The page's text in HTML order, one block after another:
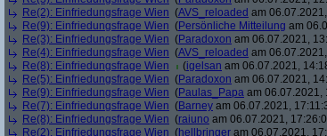
Re(2): Einfriedungsfrage Wien (AVS_reloaded am
Re(9): Einfriedungsfrage Wien (Persönliche Mitteilung am
Re(3): Einfriedungsfrage Wien (Paradoxon am 06.07.2021,
Re(4): Einfriedungsfrage Wien (AVS_reloaded am
Re(8): Einfriedungsfrage Wien
(igelsan am 06.07.2021,
Re(5): Einfriedungsfrage Wien (Paradoxon am 06.07.2021,
Re(9): Einfriedungsfrage Wien (Paulas_Papa am 06.07.2021,
Re(7): Einfriedungsfrage Wien (Barney am 06.07.2021,
Re(8): Einfriedungsfrage Wien (raiuno am 06.07.2021,
Re(2): Einfriedungsfrage Wien (hellbringer am 06.07.2021,